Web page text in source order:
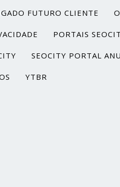
FUTURO CLIENTE
PORTAIS
SEOCITY PORTAL
YTBR